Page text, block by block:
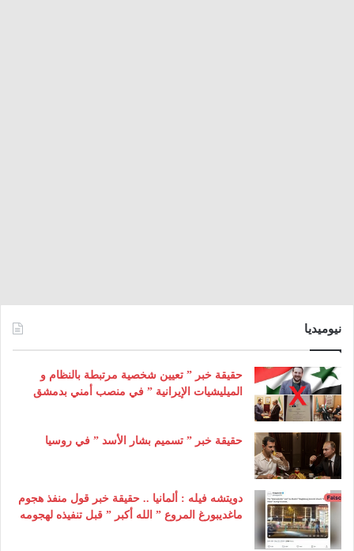
نيوميديا
حقيقة خبر ” تعيين شخصية مرتبطة بالنظام و
الميليشيات الإيرانية ” في منصب أمني بدمشق
حقيقة خبر ” تسميم بشار الأسد ” في روسيا
دويتشه فيله : ألمانيا .. حقيقة خبر قول منفذ هجوم
ماغديبورغ المروع ” الله أكبر ” قبل تنفيذه لهجومه